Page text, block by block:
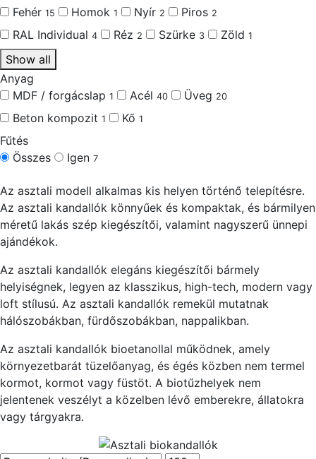
Fehér 15 Homok 1 Nyír 2 Piros 2
RAL Individual 4 Réz 2 Szürke 3 Zöld 1
Show all
Anyag
MDF / forgácslap 1 Acél 40 Üveg 20
Beton kompozit 1 Kő 1
Fűtés
Összes
Igen 7
Az asztali modell alkalmas kis helyen történő telepítésre.
Az asztali kandallók könnyűek és kompaktak, és bármilyen
méretű lakás szép kiegészítői, valamint nagyszerű ünnepi
ajándékok.
Az asztali kandallók elegáns kiegészítői bármely
helyiségnek, legyen az klasszikus, high-tech, modern vagy
loft stílusú. Az asztali kandallók remekül mutatnak
hálószobákban, fürdőszobákban, nappalikban.
Az asztali kandallók bioetanollal működnek, amely
környezetbarát tüzelőanyag, és égés közben nem termel
kormot, kormot vagy füstöt. A biotűzhelyek nem
jelentenek veszélyt a közelben lévő emberekre, állatokra
vagy tárgyakra.